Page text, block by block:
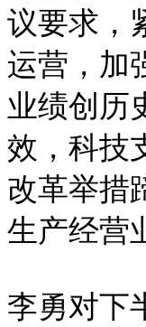
议要求，
运营，加
业绩创历
效，科技
改革举措
生产经营
李勇对下